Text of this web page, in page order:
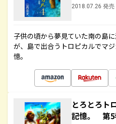
2018.07.26 発売
子供の頃から夢見ていた南の島
が、島で出合うトロピカルでマ
憶。
とろとろト
記憶。 第5